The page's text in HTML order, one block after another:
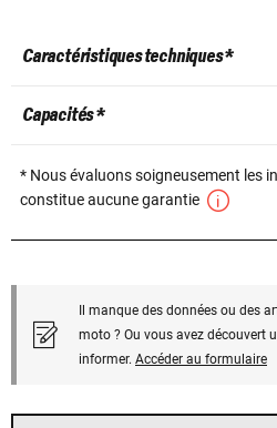
Caractéristiques techniques *
Capacités *
* Nous évaluons soigneusement les
constitue aucune garantie
Il manque des données ou des
moto ? Ou vous avez découvert
informer. Accéder au formulaire